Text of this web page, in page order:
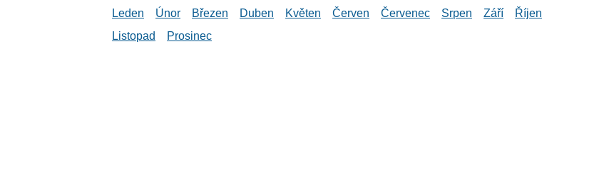
Leden Únor Březen Duben Květen Červen Červenec Srpen Září
Říjen
Listopad
Prosinec